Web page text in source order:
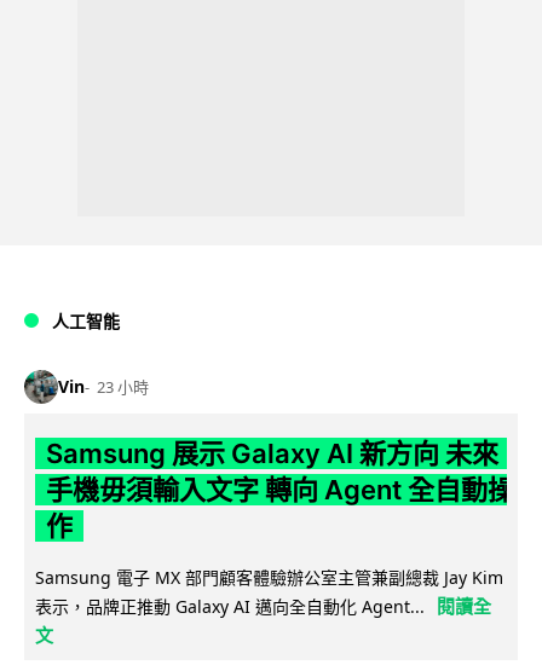
人工智能
Vin 23 小時
Samsung 展示 Galaxy AI 新方向 未來
手機毋須輸入文字 轉向 Agent 全自動操
作
Samsung 電子 MX 部門顧客體驗辦公室主管兼副總裁 Jay Kim
表示，品牌正推動 Galaxy AI 邁向全自動化 Agent...
閱讀全
文